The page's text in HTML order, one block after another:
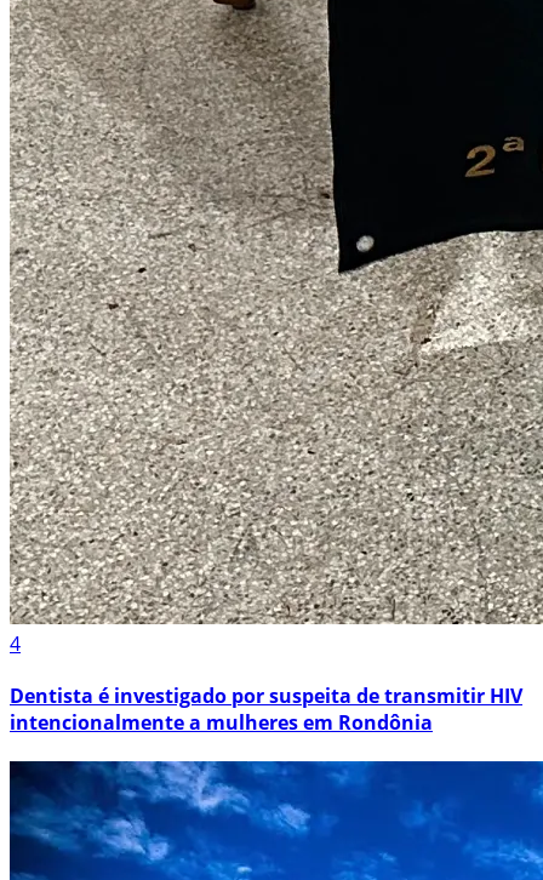
4
Dentista é investigado por suspeita de transmitir HIV
intencionalmente a mulheres em Rondônia